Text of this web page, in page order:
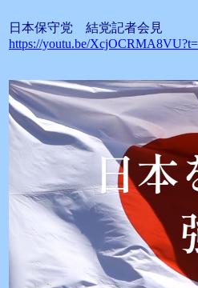
日本保守党 結党記者会見
https://youtu.be/